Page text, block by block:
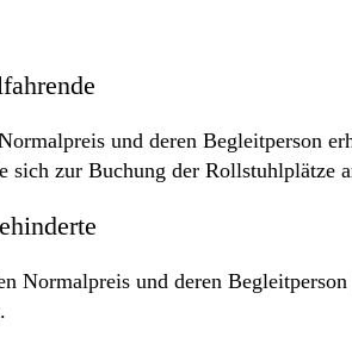
und deren Begleitperson
sich zur Buchung der Rollstuhlplätze
Normalpreis und deren